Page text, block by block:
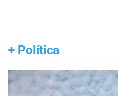
+ Política